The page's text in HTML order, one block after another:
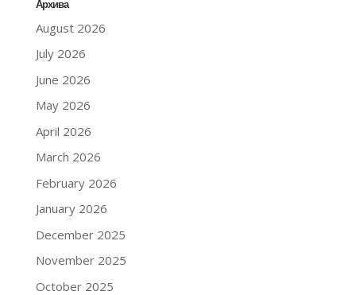
Архива
August 2026
July 2026
June 2026
May 2026
April 2026
March 2026
February 2026
January 2026
December 2025
November 2025
October 2025